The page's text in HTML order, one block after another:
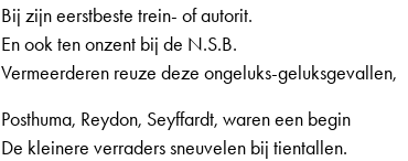
09-10-1943, 1e jaargang, nr. 8, pagina 4
Bij zijn eerstbeste trein- of autorit.
En ook ten onzent bij de N.S.B.
Vermeerderen reuze deze ongeluks-geluksgevallen,
Posthuma, Reydon, Seyffardt, waren een begin
De kleinere verraders sneuvelen bij tientallen.